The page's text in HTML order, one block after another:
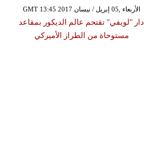
GMT 13:45 2017 الأربعاء ,05 إبريل / نيسان
دار "لويفي" تقتحم عالم الديكور بمقاعد
مستوحاة من الطراز الأميركي